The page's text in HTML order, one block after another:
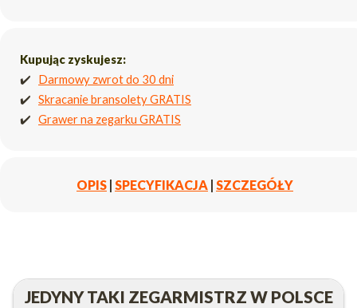
Kupując zyskujesz:
✔️ Darmowy zwrot do 30 dni
✔️ Skracanie bransolety GRATIS
✔️ Grawer na zegarku GRATIS
OPIS SPECYFIKACJA SZCZEGÓŁY
JEDYNY TAKI ZEGARMISTRZ W POLSCE